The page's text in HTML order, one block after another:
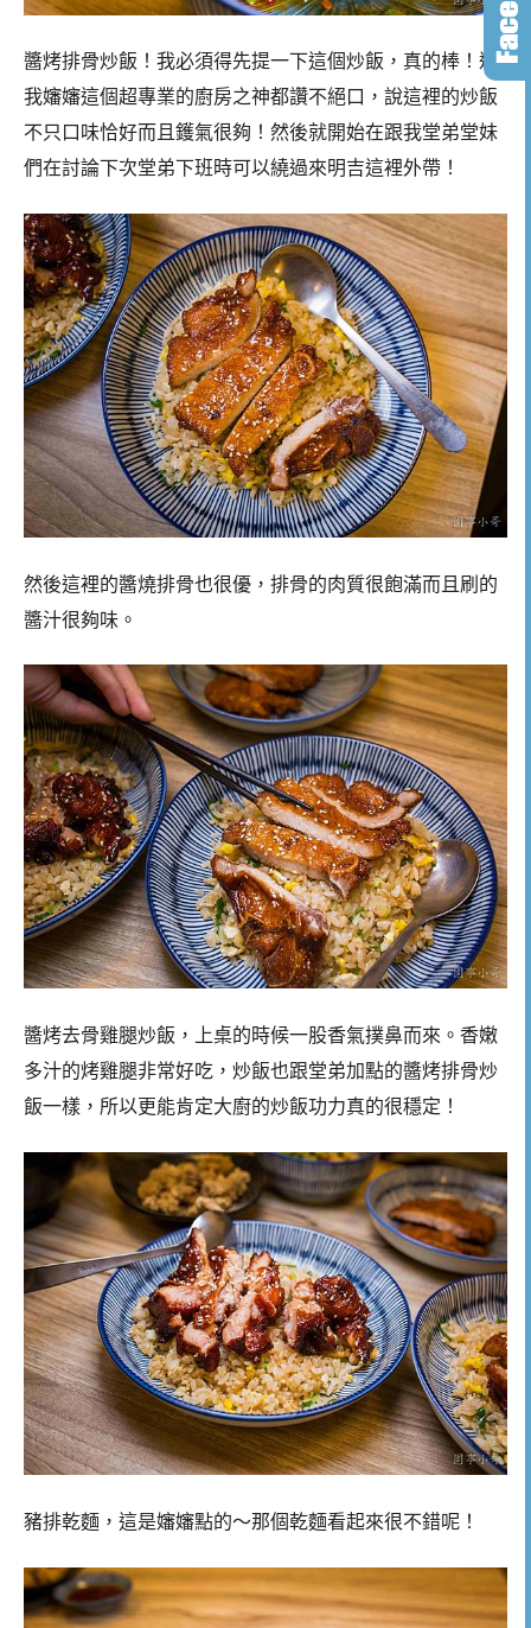
醬烤排骨炒飯！我必須得先提一下這個炒飯，真的棒！連
我嬸嬸這個超專業的廚房之神都讚不絕口，說這裡的炒飯
不只口味恰好而且鑊氣很夠！然後就開始在跟我堂弟堂妹
們在討論下次堂弟下班時可以繞過來明吉這裡外帶！
然後這裡的醬燒排骨也很優，排骨的肉質很飽滿而且刷的
醬汁很夠味。
醬烤去骨雞腿炒飯，上桌的時候一股香氣撲鼻而來。香嫩
多汁的烤雞腿非常好吃，炒飯也跟堂弟加點的醬烤排骨炒
飯一樣，所以更能肯定大廚的炒飯功力真的很穩定！
豬排乾麵，這是嬸嬸點的～那個乾麵看起來很不錯呢！